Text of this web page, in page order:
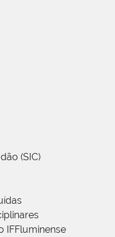
(SIC)
IFFluminense